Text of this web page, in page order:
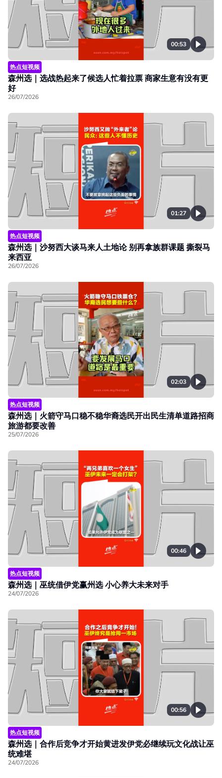
00:53
热点短视频
森州选｜选战热起来了候选人忙着拉票 商家生意有没有更
好
26/07/2026
01:27
热点短视频
森州选｜沙努西大谈马来人土地论 别再拿族群课题 撕裂马
来西亚
26/07/2026
02:03
热点短视频
森州选｜火箭守马口稳不稳华裔选民开出民生清单道路招商
旅游都要改善
25/07/2026
00:46
热点短视频
森州选｜巫统借伊党赢州选 小心养大未来对手
24/07/2026
00:56
热点短视频
森州选｜合作后竞争才开始黄进发伊党必继续玩文化战让巫
统难堪
24/07/2026